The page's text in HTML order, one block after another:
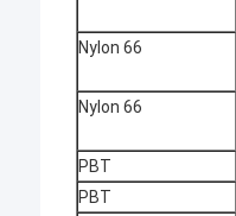
Nylon 66
Nylon 66
PBT
PBT